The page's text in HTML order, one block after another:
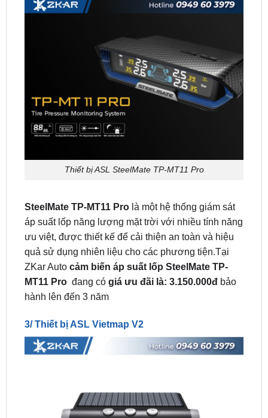
Thiết bị ASL SteelMate TP-MT11 Pro
SteelMate TP-MT11 Prolà một hệ thống giám sát
ưu việt, được thiết kế để cải thiện an toàn và hiệu
quả sử dụng nhiên liệu cho các phương tiện.Tại
ZKar Autocảm biến áp suất lốp SteelMate TP-
MT11 Prođang cógiá ưu đãi là: 3.150.000đbảo
hành lên đến 3 năm
3/ Thiết bị ASL Vietmap V2